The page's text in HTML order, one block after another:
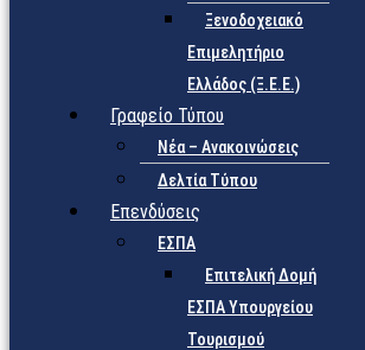
Ξενοδοχειακό
Επιμελητήριο
Ελλάδος (Ξ.Ε.Ε.)
Γραφείο Τύπου
Νέα – Ανακοινώσεις
Δελτία Τύπου
Επενδύσεις
ΕΣΠΑ
Επιτελική Δομή
ΕΣΠΑ Υπουργείου
Τουρισμού